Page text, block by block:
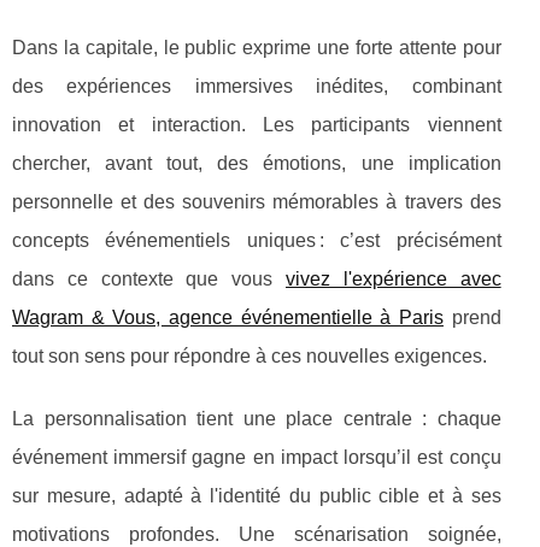
Dans la capitale, le public exprime une forte attente pour
des expériences immersives inédites, combinant
innovation et interaction. Les participants viennent
chercher, avant tout, desémotions, une implication
personnelle et des souvenirs mémorables à travers des
concepts événementiels uniques : c’est précisément
dans ce contexte que vous vivez l'expérience avec
Wagram & Vous, agence événementielle à Parisprend
tout son sens pour répondre à ces nouvelles exigences.
La personnalisation tient une place centrale : chaque
événement immersif gagne en impact lorsqu’il est conçu
sur mesure, adapté à l'identité du public cible et à ses
motivations profondes. Une scénarisation soignée,